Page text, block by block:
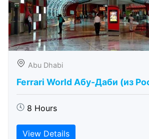
Abu Dhabi
Ferrari World Абу-Даби (из
8 Hours
View Details